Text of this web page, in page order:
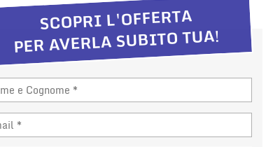
SCOPRI L'OFFERTA
PER AVERLA SUBITO TUA!